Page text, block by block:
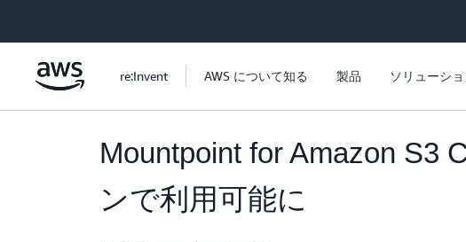
re:Invent AWS について知る 製品 ソリューシ
Mountpoint for Amazon S3
ンで利用可能に